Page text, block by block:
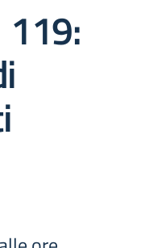
119: